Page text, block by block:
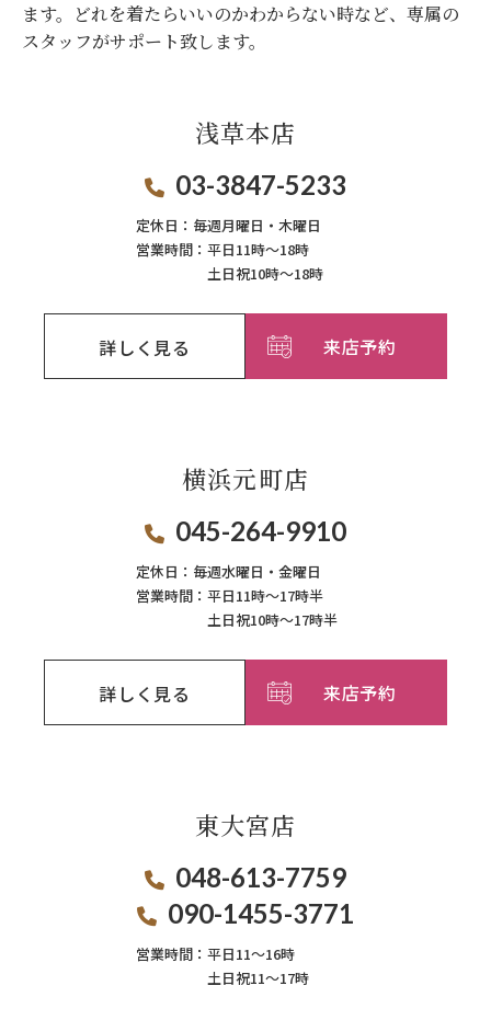
ます。
どれを着たらいいのかわからない時など、専属の
スタッフがサポート致します。
浅草本店
03-3847-5233
定休日： 毎週月曜日・木曜日
営業時間： 平日11時～18時
土日祝10時～18時
詳しく見る 来店予約
横浜元町店
045-264-9910
定休日： 毎週⽔曜⽇‧⾦曜⽇
営業時間： 平日11時～17時半
土日祝10時～17時半
詳しく見る 来店予約
東大宮店
048-613-7759
090-1455-3771
営業時間： 平日11〜16時
土日祝11〜17時